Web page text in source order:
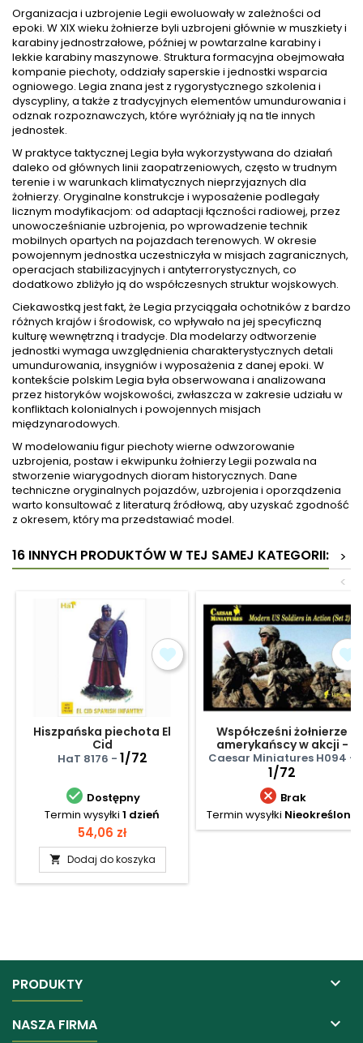
Organizacja i uzbrojenie Legii ewoluowały w zależności od
epoki. W XIX wieku żołnierze byli uzbrojeni głównie w muszkiety i
karabiny jednostrzałowe, później w powtarzalne karabiny i
lekkie karabiny maszynowe. Struktura formacyjna obejmowała
kompanie piechoty, oddziały saperskie i jednostki wsparcia
ogniowego. Legia znana jest z rygorystycznego szkolenia i
dyscypliny, a także z tradycyjnych elementów umundurowania i
odznak rozpoznawczych, które wyróżniały ją na tle innych
jednostek.
W praktyce taktycznej Legia była wykorzystywana do działań
daleko od głównych linii zaopatrzeniowych, często w trudnym
terenie i w warunkach klimatycznych nieprzyjaznych dla
żołnierzy. Oryginalne konstrukcje i wyposażenie podlegały
licznym modyfikacjom: od adaptacji łączności radiowej, przez
unowocześnianie uzbrojenia, po wprowadzenie technik
mobilnych opartych na pojazdach terenowych. W okresie
powojennym jednostka uczestniczyła w misjach zagranicznych,
operacjach stabilizacyjnych i antyterrorystycznych, co
dodatkowo zbliżyło ją do współczesnych struktur wojskowych.
Ciekawostką jest fakt, że Legia przyciągała ochotników z bardzo
różnych krajów i środowisk, co wpływało na jej specyficzną
kulturę wewnętrzną i tradycje. Dla modelarzy odtworzenie
jednostki wymaga uwzględnienia charakterystycznych detali
umundurowania, insygniów i wyposażenia z danej epoki. W
kontekście polskim Legia była obserwowana i analizowana
przez historyków wojskowości, zwłaszcza w zakresie udziału w
konfliktach kolonialnych i powojennych misjach
międzynarodowych.
W modelowaniu figur piechoty wierne odwzorowanie
uzbrojenia, postaw i ekwipunku żołnierzy Legii pozwala na
stworzenie wiarygodnych dioram historycznych. Dane
techniczne oryginalnych pojazdów, uzbrojenia i oporządzenia
warto konsultować z literaturą źródłową, aby uzyskać zgodność
z okresem, który ma przedstawiać model.
16 INNYCH PRODUKTÓW W TEJ SAMEJ KATEGORII:
>
<
Hiszpańska piechota El
Cid
HaT 8176 - 1/72
 Dostępny
Termin wysyłki 1 dzień
Cena
54,06 zł
 Dodaj do koszyka
Współcześni żołnierze
amerykańscy w akcji -
zestaw nr 2
Caesar Miniatures H094 -
1/72
 Brak
Termin wysyłki Nieokreślony
PRODUKTY 
NASZA FIRMA 